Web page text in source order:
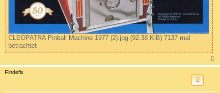
CLEOPATRA Pinball Machine 1977 (2).jpg (92.38 KiB) 7137 mal
betrachtet
a
Findefix